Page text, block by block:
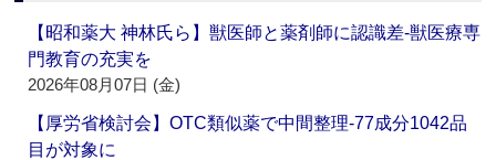
【昭和薬大 神林氏ら】獣医師と薬剤師に認識差‐獣医療専
門教育の充実を
2026年08月07日 (金)
【厚労省検討会】OTC類似薬で中間整理‐77成分1042品
目が対象に